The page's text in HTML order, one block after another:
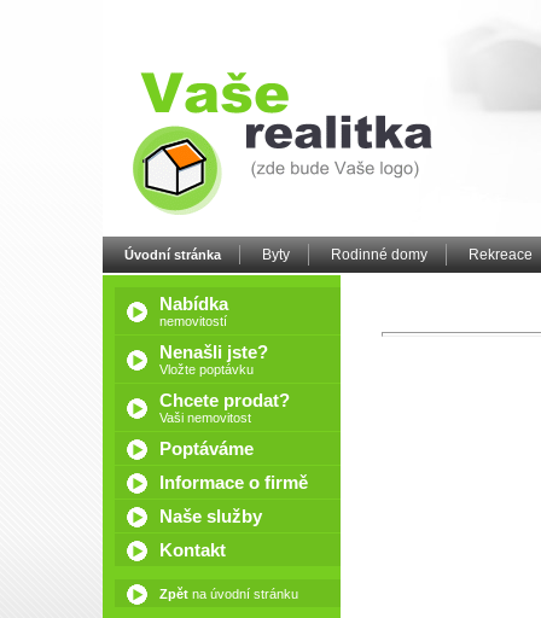
Úvodní stránka Byty Rodinné domy Rekreace
Nabídka
nemovitostí
Nenašli jste?
Vložte poptávku
Chcete prodat?
Vaši nemovitost
Poptáváme
Informace o firmě
Naše služby
Kontakt
Zpětna úvodní stránku